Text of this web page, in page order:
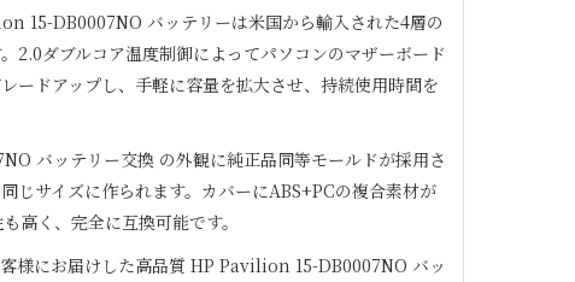
15-DB0007NO バッテリーは米国から輸入された4層の
2.0ダブルコア温度制御によってパソコンのマザーボード
ードアップし、手軽に容量を拡大させ、持続使用時間を
バッテリー交換 の外観に純正品同等モールドが採用さ
じサイズに作られます。カバーにABS+PCの複合素材が
高く、完全に互換可能です。
様にお届けした高品質 HP Pavilion 15-DB0007NO バッ